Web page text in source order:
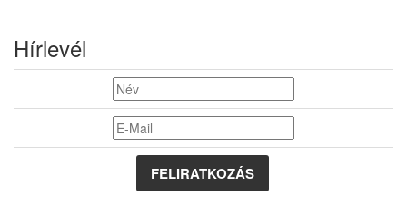
Hírlevél